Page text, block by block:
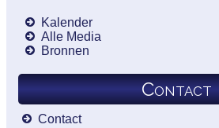
Kalender
Alle Media
Bronnen
Contact
Contact